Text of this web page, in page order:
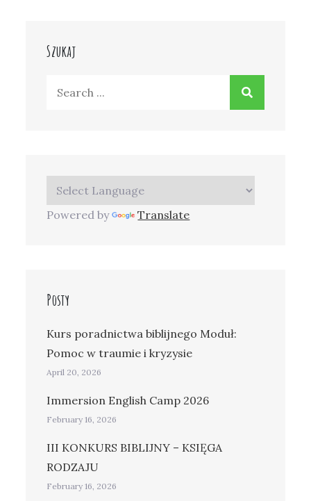
Szukaj
Powered by Translate
Posty
Kurs poradnictwa biblijnego Moduł:
Pomoc w traumie i kryzysie
April 20, 2026
Immersion English Camp 2026
February 16, 2026
III KONKURS BIBLIJNY – KSIĘGA
RODZAJU
February 16, 2026